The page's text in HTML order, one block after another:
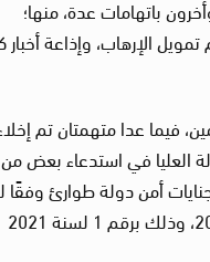
باتهامات عدة، منها؛
الإرهاب، وإذاعة أخبار
فيما عدا متهمتان تم
العليا في استدعاء بعض من
لتتم إحالتها إلى محكمة جنايات أمن دولة طوارئ
الصادر من المستشار خالد ضياء، المحام العام بنيابة أمن الدولة العليا، بتاريخ 23 أغسطس 2021، وذلك برقم 1 لسنة 2021